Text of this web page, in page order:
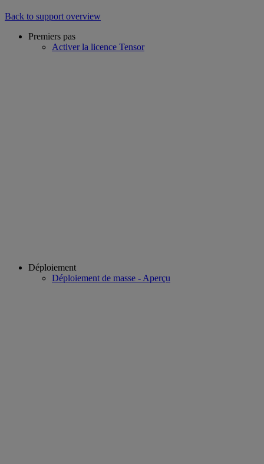
Back to support overview
Premiers pas
Activer la licence Tensor
Déploiement
Déploiement de masse - Aperçu